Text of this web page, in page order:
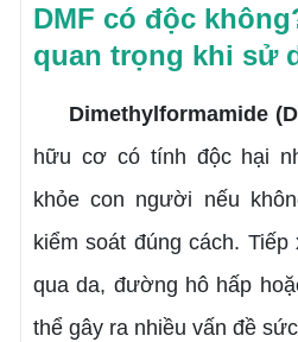
DMF có độc
quan trọng khi sử
Dimethylformamide
hữu cơ có tính độc hại
khỏe con người nếu
kiểm soát đúng cách.
qua da, đường hô hấp
thể gây ra nhiều vấn đề